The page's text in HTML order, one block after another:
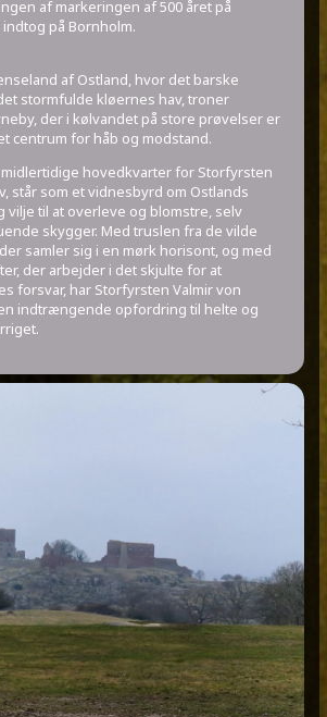
af markeringen af 500 året på
på Bornholm.
af Ostland, hvor det barske
stormfulde kløernes hav, troner
der i kølvandet på store prøvelser er
centrum for håb og modstand.
hovedkvarter for Storfyrsten
står som et vidnesbyrd om Ostlands
vilje til at overleve og blomstre, selv
skygger. Med truslen fra de vilde
samler sig i en mørk horisont, og med
der arbejder i det skjulte for at
forsvar, har Storfyrsten Valmir von
indtrængende opfordring til helte og